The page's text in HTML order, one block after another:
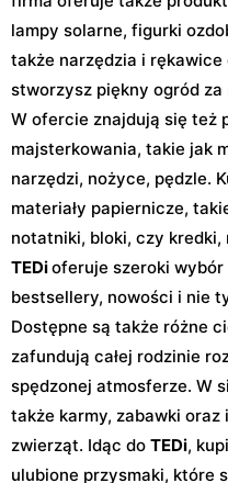
lampy solarne, figurki
także narzędzia i rękawice
stworzysz piękny ogród za
W ofercie znajdują się też
majsterkowania, takie jak
narzędzi, nożyce, pędzle.
materiały papiernicze,
notatniki, bloki, czy
TEDioferuje szeroki wybór
bestsellery, nowości i nie
Dostępne są także różne
zafundują całej rodzinie
spędzonej atmosferze. W
także karmy, zabawki
zwierząt. Idąc do TEDi,
ulubione przysmaki, które